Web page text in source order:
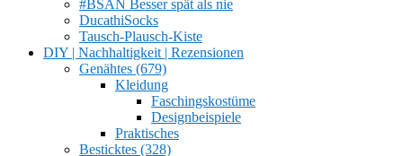
#BSAN Besser spät als nie
DucathiSocks
Tausch-Plausch-Kiste
DIY | Nachhaltigkeit | Rezensionen
Genähtes (679)
Kleidung
Faschingskostüme
Designbeispiele
Praktisches
Besticktes (328)